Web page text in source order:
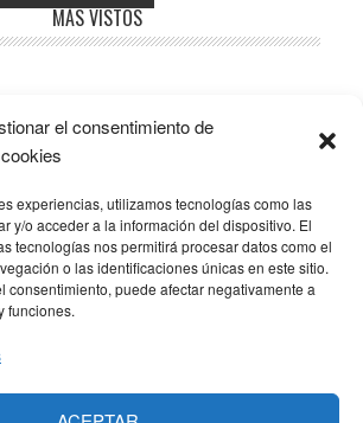
el consentimiento de
experiencias, utilizamos tecnologías como las
y/o acceder a la información del dispositivo. El
tecnologías nos permitirá procesar datos como el
o las identificaciones únicas en este sitio.
consentimiento, puede afectar negativamente a
funciones.
MÁS VISTOS
Recent Comments
SOBRE LA AFILIACIÓN
blog se sufragan en parte mediante
que hacen que se gane una
hay ningún coste adicional para ti, y
que yo mismo uso y